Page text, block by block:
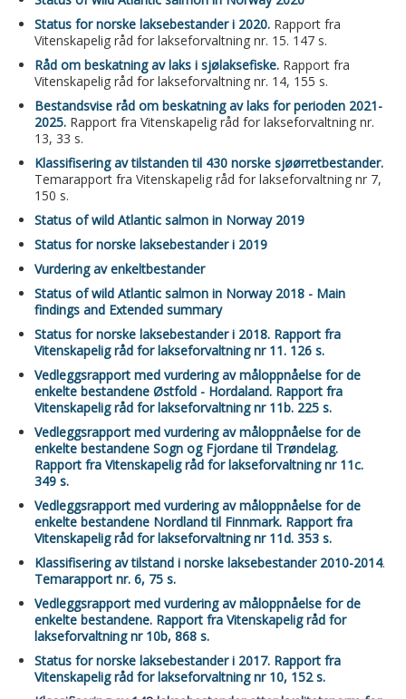
Status for norske laksebestander i 2020. Rapport fra
Vitenskapelig råd for lakseforvaltning nr. 15. 147 s.
Råd om beskatning av laks i sjølaksefiske. Rapport fra
Vitenskapelig råd for lakseforvaltning nr. 14, 155 s.
Bestandsvise råd om beskatning av laks for perioden 2021-
2025. Rapport fra Vitenskapelig råd for lakseforvaltning nr.
13, 33 s.
Klassifisering av tilstanden til 430 norske sjøørretbestander.
Temarapport fra Vitenskapelig råd for lakseforvaltning nr 7,
150 s.
Status of wild Atlantic salmon in Norway 2019
Status for norske laksebestander i 2019
Vurdering av enkeltbestander
Status of wild Atlantic salmon in Norway 2018 - Main
findings and Extended summary
Status for norske laksebestander i 2018. Rapport fra
Vitenskapelig råd for lakseforvaltning nr 11. 126 s.
Vedleggsrapport med vurdering av måloppnåelse for de
enkelte bestandene Østfold - Hordaland. Rapport fra
Vitenskapelig råd for lakseforvaltning nr 11b. 225 s.
Vedleggsrapport med vurdering av måloppnåelse for de
enkelte bestandene Sogn og Fjordane til Trøndelag.
Rapport fra Vitenskapelig råd for lakseforvaltning nr 11c.
349 s.
Vedleggsrapport med vurdering av måloppnåelse for de
enkelte bestandene Nordland til Finnmark. Rapport fra
Vitenskapelig råd for lakseforvaltning nr 11d. 353 s.
Klassifisering av tilstand i norske laksebestander 2010-2014.
Temarapport nr. 6, 75 s.
Vedleggsrapport med vurdering av måloppnåelse for de
enkelte bestandene. Rapport fra Vitenskapelig råd for
lakseforvaltning nr 10b, 868 s.
Status for norske laksebestander i 2017. Rapport fra
Vitenskapelig råd for lakseforvaltning nr 10, 152 s.